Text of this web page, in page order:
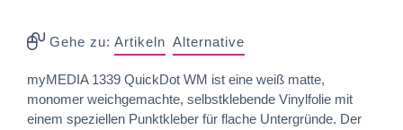
Gehe zu: Artikeln Alternative
myMEDIA 1339 QuickDot WM ist eine weiß matte,
monomer weichgemachte, selbstklebende Vinylfolie mit
einem speziellen Punktkleber für flache Untergründe. Der